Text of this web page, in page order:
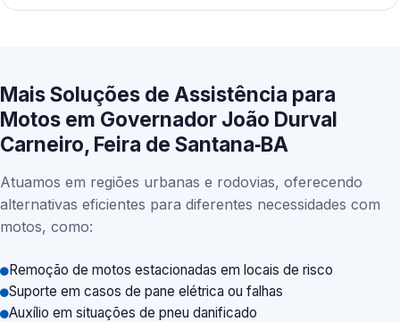
Mais Soluções de Assistência para
Motos em Governador João Durval
Carneiro, Feira de Santana‑BA
Atuamos em regiões urbanas e rodovias, oferecendo
alternativas eficientes para diferentes necessidades com
motos, como:
Remoção de motos estacionadas em locais de risco
Suporte em casos de pane elétrica ou falhas
Auxílio em situações de pneu danificado